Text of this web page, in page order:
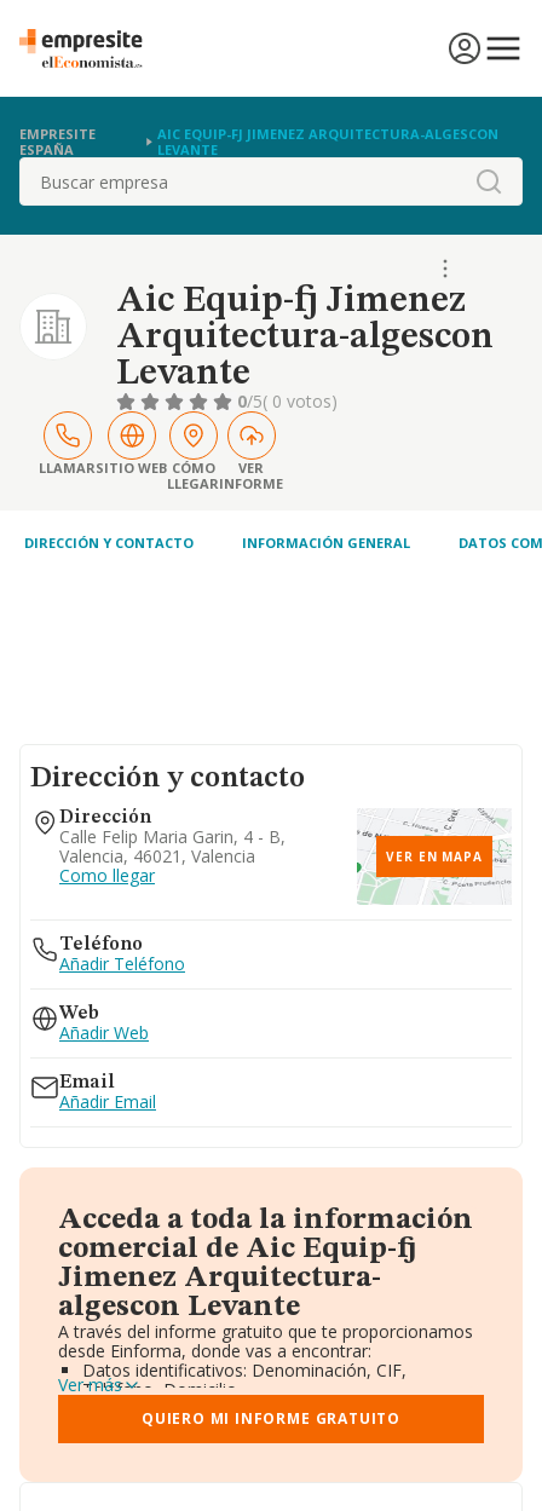
EMPRESITE
ESPAÑA
AIC EQUIP-FJ JIMENEZ ARQUITECTURA-ALGESCON
LEVANTE
Buscar
Aic Equip-fj Jimenez
Arquitectura-algescon
Levante
0/5( 0 votos)
LLAMARSITIO WEB CÓMO
LLEGAR
VER
INFORME
DIRECCIÓN Y CONTACTO INFORMACIÓN GENERAL DATOS
Dirección y contacto
Dirección
Calle Felip Maria Garin, 4 - B,
Valencia, 46021, Valencia
Como llegar
VER EN MAPA
Teléfono
Añadir Teléfono
Web
Añadir Web
Email
Añadir Email
Acceda a toda la información
comercial de Aic Equip-fj
Jimenez Arquitectura-
algescon Levante
A través del informe gratuito que te proporcionamos
desde Einforma, donde vas a encontrar:
Datos identificativos: Denominación, CIF,
Teléfono, Domicilio.
Informe Mercantil Completo (BORME).
Gráficos de Evolución Ventas y Empleados.
Consejo de Administración y Administradores.
Accionistas.
Ver más
QUIERO MI INFORME GRATUITO